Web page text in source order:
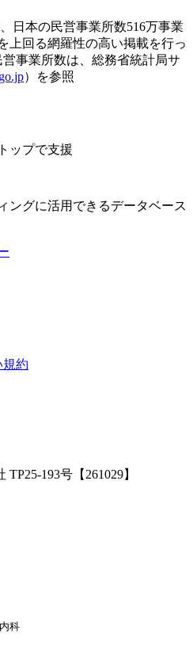
日本の民営事業所数516万事業
上回る網羅性の高い掲載を行っ
事業所数は、総務省統計局サ
）を参照
ップで支援
ングに活用できるデータベース
規約
193号【261029】
科